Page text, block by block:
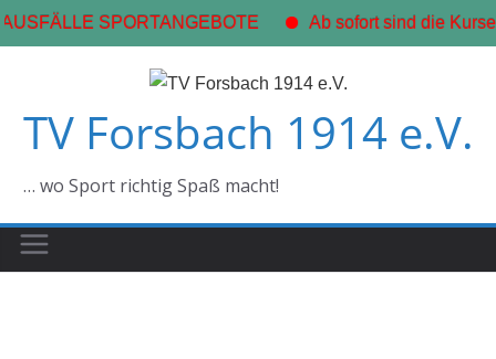
SPORTANGEBOTE Ab sofort sind die
springen
TV Forsbach 1914 e.V.
… wo Sport richtig Spaß macht!